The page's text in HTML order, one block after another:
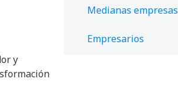
y
Medianas empresas
Empresarios